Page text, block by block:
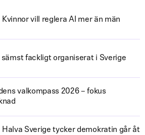
Kvinnor vill reglera AI mer än män
fackligt organiserat i Sverige
valkompass 2026 – fokus
Halva Sverige tycker demokratin går åt